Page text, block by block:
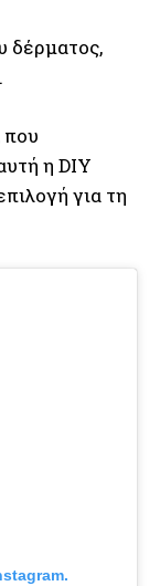
δέρματος,
που
η DIY
για τη